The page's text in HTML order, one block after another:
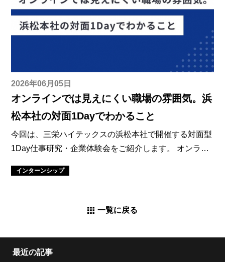
2026年06月05日
オンラインでは見えにくい職場の雰囲気。浜
松本社の対面1Dayでわかること
今回は、三栄ハイテックスの浜松本社で開催する対面型
1Day仕事研究・企業体験会をご紹介します。 オンライ
気までは分かりにくいことがあります。 本プログラム
だくことで、当社の雰囲気を直接感じていただけます。
りにくいことがあります。対面のプログラムでは、社員
インターンシップ
一覧に戻る
最近の記事